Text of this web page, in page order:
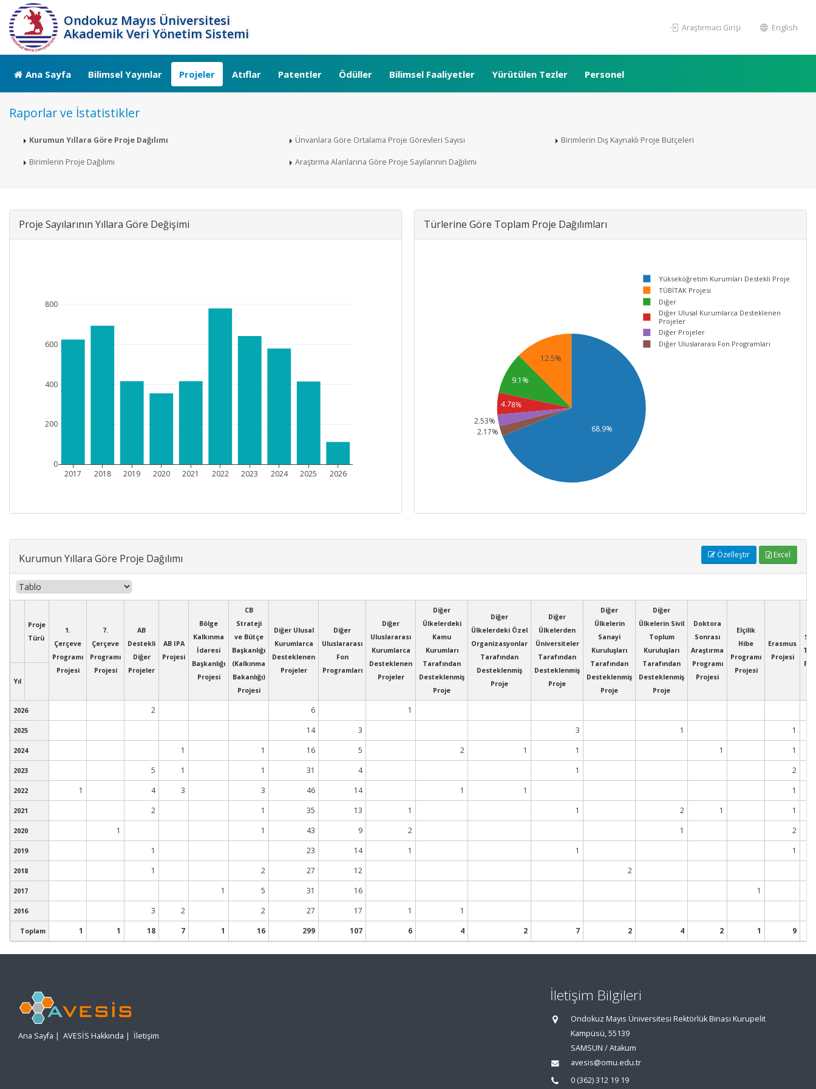
Ondokuz Mayıs Üniversitesi
Akademik Veri Yönetim Sistemi
Araştırmacı Girişi English
Ana Sayfa Bilimsel Yayınlar Projeler Atıflar Patentler Ödüller Bilimsel Faaliyetler Yürütülen Tezler Personel
Raporlar ve İstatistikler
Kurumun Yıllara Göre Proje Dağılımı
Birimlerin Proje Dağılımı
Ünvanlara Göre Ortalama Proje Görevleri Sayısı
Araştırma Alanlarına Göre Proje Sayılarının Dağılımı
Birimlerin Dış Kaynaklı Proje Bütçeleri
Proje Sayılarının Yıllara Göre Değişimi
2017 2018 2019 2020 2021 2022 2023 2024 2025 2026
0
200
400
600
800
Türlerine Göre Toplam Proje Dağılımları
68.9%
12.5%
9.1%
4.78%
2.53%
2.17%
Yükseköğretim Kurumları Destekli Proje
TÜBİTAK Projesi
Diğer
Diğer Ulusal Kurumlarca Desteklenen
Projeler
Diğer Projeler
Diğer Uluslararası Fon Programları
Kurumun Yıllara Göre Proje Dağılımı Özelleştir Excel
Proje
Türü
1.
Çerçeve
Programı
Projesi
7.
Çerçeve
Programı
Projesi
AB
Destekli
Diğer
Projeler
AB IPA
Projesi
Bölge
Kalkınma
İdaresi
Başkanlığı
Projesi
CB
Strateji
ve Bütçe
Başkanlığı
(Kalkınma
Bakanlığı)
Projesi
Diğer Ulusal
Kurumlarca
Desteklenen
Projeler
Diğer
Uluslararası
Fon
Programları
Diğer
Uluslararası
Kurumlarca
Desteklenen
Projeler
Diğer
Ülkelerdeki
Kamu
Kurumları
Tarafından
Desteklenmiş
Proje
Diğer
Ülkelerdeki Özel
Organizasyonlar
Tarafından
Desteklenmiş
Proje
Diğer
Ülkelerden
Üniversiteler
Tarafından
Desteklenmiş
Proje
Diğer
Ülkelerin
Sanayi
Kuruluşları
Tarafından
Desteklenmiş
Proje
Diğer
Ülkelerin Sivil
Toplum
Kuruluşları
Tarafından
Desteklenmiş
Proje
Doktora
Sonrası
Araştırma
Programı
Projesi
Elçilik
Hibe
Programı
Projesi
Erasmus
Projesi
Yıl
2026 2 6 1
2025 14 3 3 1 1
2024 1 1 16 5 2 1 1 1 1
2023 5 1 1 31 4 1 2
2022 1 4 3 3 46 14 1 1 1
2021 2 1 35 13 1 1 2 1 1
2020 1 1 43 9 2 1 2
2019 1 23 14 1 1 1
2018 1 2 27 12 2
2017 1 5 31 16 1
2016 3 2 2 27 17 1 1
Toplam 1 1 18 7 1 16 299 107 6 4 2 7 2 4 2 1 9
Ana Sayfa | AVESİS Hakkında | İletişim
İletişim Bilgileri
Ondokuz Mayıs Üniversitesi Rektörlük Binası Kurupelit
Kampüsü, 55139
SAMSUN / Atakum
avesis@omu.edu.tr
0 (362) 312 19 19